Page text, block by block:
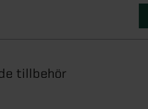
tillbehör